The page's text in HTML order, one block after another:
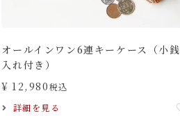
オールインワン6連キーケース（小銭
入れ付き）
¥ 12,980税込
詳細を見る